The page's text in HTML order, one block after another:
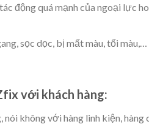
động quá mạnh của ngoại lực
sọc dọc, bị mất màu, tối màu,…
với khách hàng:
nói không với hàng linh kiện, hàng